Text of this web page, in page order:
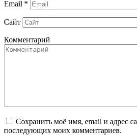
Email *
Сайт
Комментарий
Сохранить моё имя, email и адрес
последующих моих комментариев.